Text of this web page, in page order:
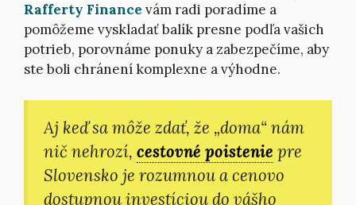
Rafferty Finance vám radi poradíme a
pomôžeme vyskladať balík presne podľa vašich
potrieb, porovnáme ponuky a zabezpečíme, aby
ste boli chránení komplexne a výhodne.
Aj keď sa môže zdať, že „doma“ nám
nič nehrozí, cestovné poistenie pre
Slovensko je rozumnou a cenovo
dostupnou investíciou do vášho